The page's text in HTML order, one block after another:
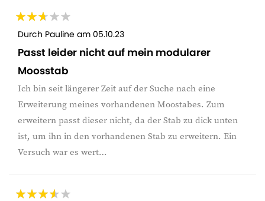
Durch Pauline am 05.10.23
Passt leider nicht auf mein modularer
Moosstab
Ich bin seit längerer Zeit auf der Suche nach eine
Erweiterung meines vorhandenen Moostabes. Zum
erweitern passt dieser nicht, da der Stab zu dick unten
ist, um ihn in den vorhandenen Stab zu erweitern. Ein
Versuch war es wert…